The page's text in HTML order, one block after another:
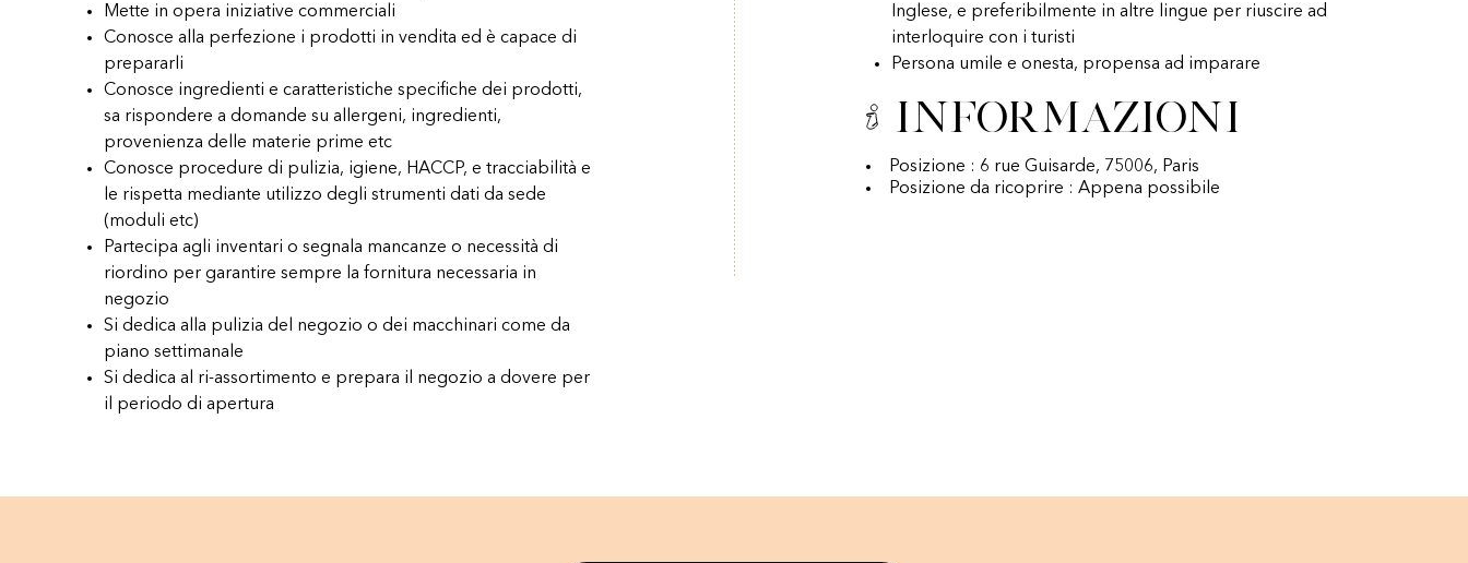
Mette in opera iniziative commerciali
Conosce alla perfezione i prodotti in vendita ed è capace di
prepararli
Conosce ingredienti e caratteristiche specifiche dei prodotti,
sa rispondere a domande su allergeni, ingredienti,
provenienza delle materie prime etc
Conosce procedure di pulizia, igiene, HACCP, e tracciabilità e
le rispetta mediante utilizzo degli strumenti dati da sede
(moduli etc)
Partecipa agli inventari o segnala mancanze o necessità di
riordino per garantire sempre la fornitura necessaria in
negozio
Si dedica alla pulizia del negozio o dei macchinari come da
piano settimanale
Si dedica al ri-assortimento e prepara il negozio a dovere per
il periodo di apertura
Inglese, e preferibilmente in altre lingue per riuscire ad
interloquire con i turisti
Persona umile e onesta, propensa ad imparare
Informazioni
Posizione : 6 rue Guisarde, 75006, Paris
Posizione da ricoprire : Appena possibile